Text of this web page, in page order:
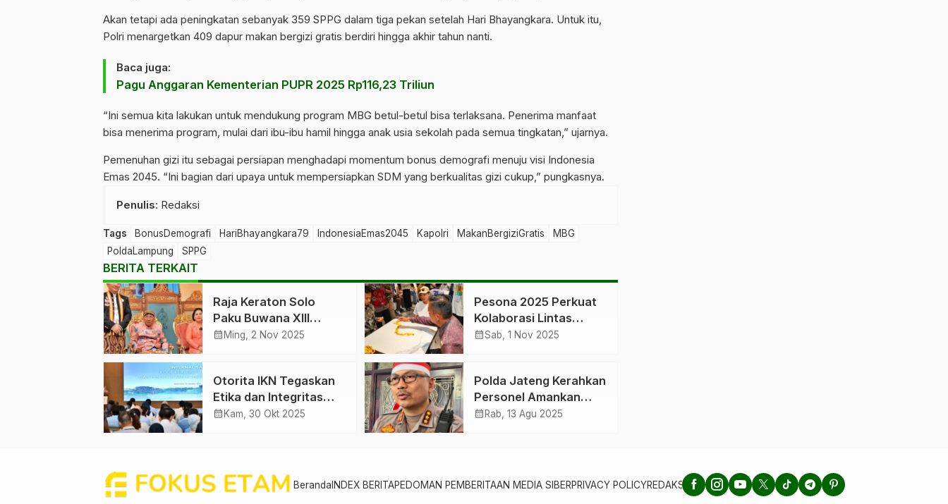
Akan tetapi ada peningkatan sebanyak 359 SPPG dalam tiga pekan setelah Hari Bhayangkara. Untuk itu,
Polri menargetkan 409 dapur makan bergizi gratis berdiri hingga akhir tahun nanti.
Baca juga:
Pagu Anggaran Kementerian PUPR 2025 Rp116,23 Triliun
“Ini semua kita lakukan untuk mendukung program MBG betul-betul bisa terlaksana. Penerima manfaat
bisa menerima program, mulai dari ibu-ibu hamil hingga anak usia sekolah pada semua tingkatan,” ujarnya.
Pemenuhan gizi itu sebagai persiapan menghadapi momentum bonus demografi menuju visi Indonesia
Emas 2045. “Ini bagian dari upaya untuk mempersiapkan SDM yang berkualitas gizi cukup,” pungkasnya.
Penulis: Redaksi
Tags BonusDemografi HariBhayangkara79 IndonesiaEmas2045 Kapolri MakanBergiziGratis
MBG
PoldaLampung
SPPG
BERITA TERKAIT
Raja Keraton Solo
Paku Buwana XIII
Wafat Minggu Pagi
calendar_month Ming, 2 Nov 2025
Pesona 2025 Perkuat
Kolaborasi Lintas
Lembaga di IKN
calendar_monthSab, 1 Nov 2025
Otorita IKN Tegaskan
Etika dan Integritas
Aparatur
calendar_month Kam, 30 Okt 2025
Polda Jateng Kerahkan
Personel Amankan
Demo Besar di Pati
calendar_month Rab, 13 Agu 2025
Beranda INDEX BERITAPEDOMAN PEMBERITAAN MEDIA SIBERPRIVACY POLICYREDAKSI TENTANG KAMI